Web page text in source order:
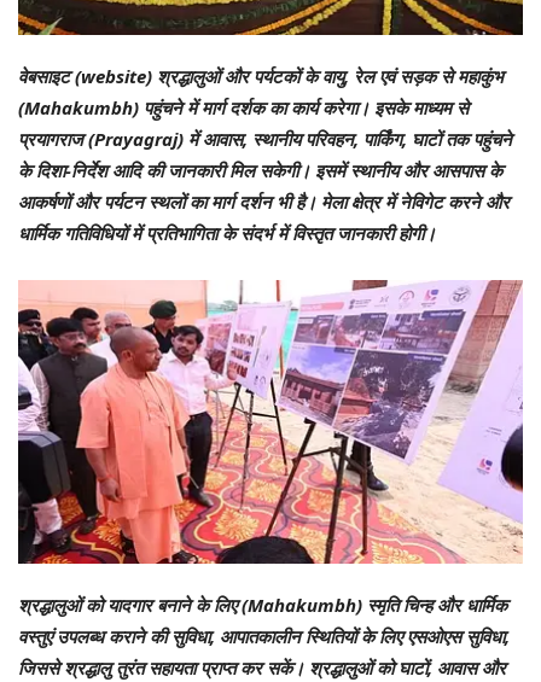
वेबसाइट (website) श्रद्धालुओं और पर्यटकों के वायु, रेल एवं सड़क से महाकुंभ
(Mahakumbh) पहुंचने में मार्ग दर्शक का कार्य करेगा। इसके माध्यम से
प्रयागराज (Prayagraj) में आवास, स्थानीय परिवहन, पार्किंग, घाटों तक पहुंचने
के दिशा-निर्देश आदि की जानकारी मिल सकेगी। इसमें स्थानीय और आसपास के
आकर्षणों और पर्यटन स्थलों का मार्ग दर्शन भी है। मेला क्षेत्र में नेविगेट करने और
धार्मिक गतिविधियों में प्रतिभागिता के संदर्भ में विस्तृत जानकारी होगी।
श्रद्धालुओं को यादगार बनाने के लिए (Mahakumbh) स्मृति चिन्ह और धार्मिक
वस्तुएं उपलब्ध कराने की सुविधा, आपातकालीन स्थितियों के लिए एसओएस सुविधा,
जिससे श्रद्धालु तुरंत सहायता प्राप्त कर सकें। श्रद्धालुओं को घाटों, आवास और